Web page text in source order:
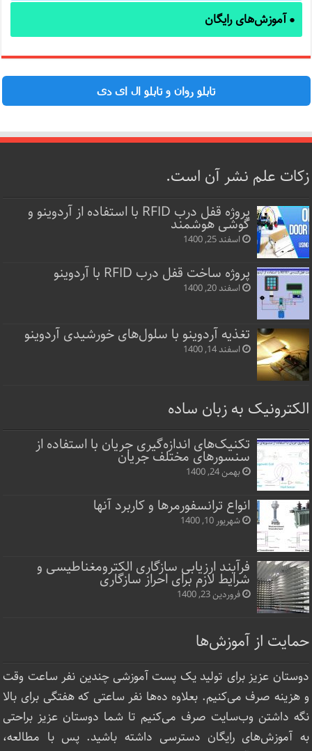
●آموزش‌های رایگان
تابلو روان و تابلو ال ای دی
زکات علم نشر آن است.
پروژه قفل‌ درب RFID با استفاده از آردوینو و
گوشی هوشمند
اسفند 25, 1400
پروژه ساخت قفل‌ درب RFID با آردوینو
اسفند 20, 1400
تغذیه آردوینو با سلول‌های خورشیدی آردوینو
اسفند 14, 1400
الکترونیک به زبان ساده
تکنیک‌های اندازه‌گیری جریان با استفاده از
سنسورهای مختلف جریان
بهمن 24, 1400
انواع ترانسفورمرها و کاربرد آنها
شهریور 10, 1400
فرآیند ارزیابی سازگاری الکترومغناطیسی و
شرایط لازم برای احراز سازگاری
فروردین 23, 1400
حمایت از آموزش‌ها
دوستان عزیز برای تولید یک پست آموزشی چندین نفر ساعت‌ وقت
و هزینه صرف می‌کنیم. بعلاوه ده‌ها نفر ساعتی که هفتگی برای بالا
نگه داشتن وب‌سایت صرف ‌می‌کنیم تا شما دوستان عزیز براحتی
به آموزش‌های رایگان دسترسی داشته باشید. پس با مطالعه،